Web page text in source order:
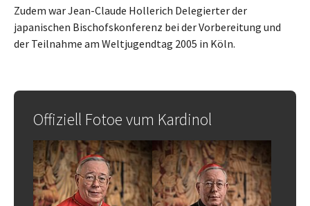
Zudem war Jean-Claude Hollerich Delegierter der
japanischen Bischofskonferenz bei der Vorbereitung und
der Teilnahme am Weltjugendtag 2005 in Köln.
Offiziell Fotoe vum Kardinol
Show larger version Show larger version